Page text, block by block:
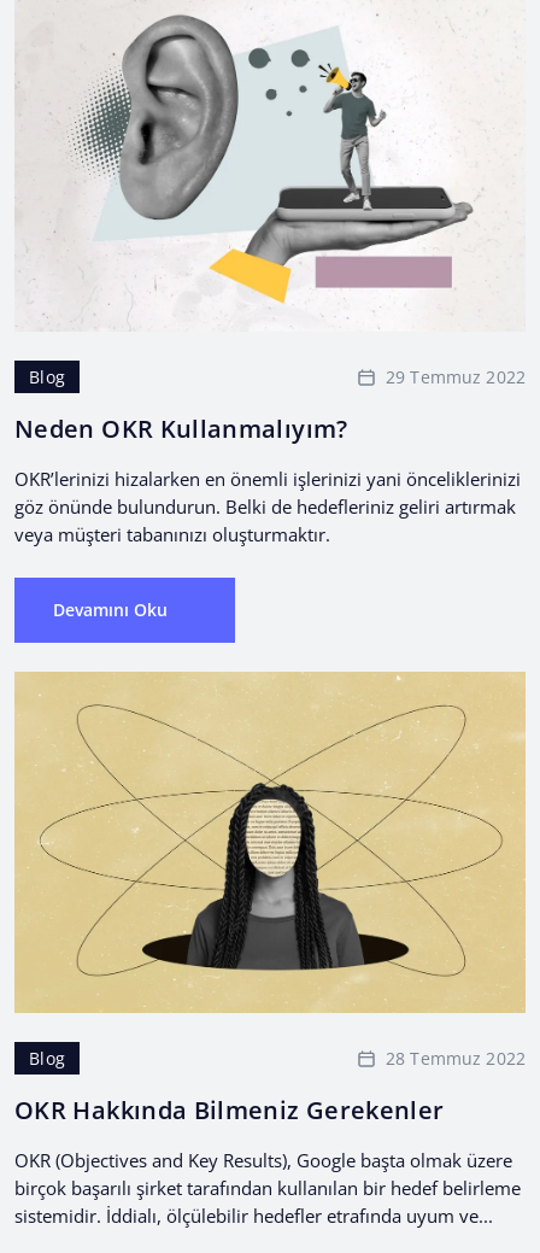
Blog 29 Temmuz 2022
Neden OKR Kullanmalıyım?
OKR’lerinizi hizalarken en önemli işlerinizi yani önceliklerinizi
göz önünde bulundurun. Belki de hedefleriniz geliri artırmak
veya müşteri tabanınızı oluşturmaktır.
Devamını Oku
Blog 28 Temmuz 2022
OKR Hakkında Bilmeniz Gerekenler
OKR (Objectives and Key Results), Google başta olmak üzere
birçok başarılı şirket tarafından kullanılan bir hedef belirleme
sistemidir. İddialı, ölçülebilir hedefler etrafında uyum ve...